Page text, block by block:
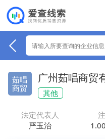
茹唱
商贸
广州茹唱商贸
其他
法定代表人
严玉治